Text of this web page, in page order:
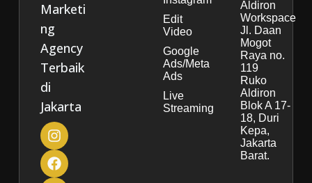
Marketi
ng
Agency
Terbaik
di
Jakarta
Edit
Video
Google
Ads/Meta
Ads
Live
Streaming
Aldiron
Workspace
Jl. Daan
Mogot
Raya no.
119
Ruko
Aldiron
Blok A 17-
18, Duri
Kepa,
Jakarta
Barat.